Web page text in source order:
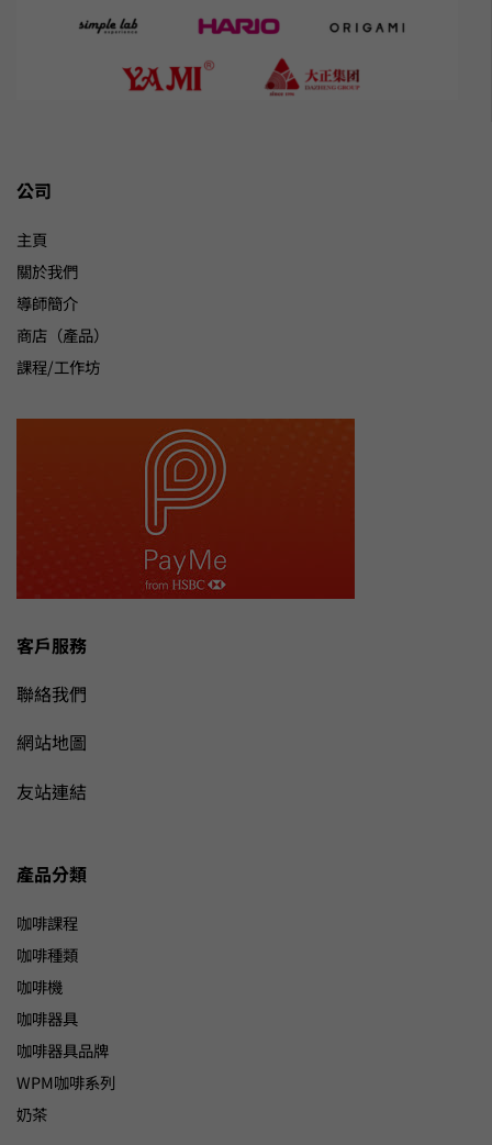
公司
主頁
關於我們
導師簡介
商店（產品）
課程/工作坊
客戶服務
聯絡我們
網站地圖
友站連結
產品分類
咖啡課程
咖啡種類
咖啡機
咖啡器具
咖啡器具品牌
WPM咖啡系列
奶茶